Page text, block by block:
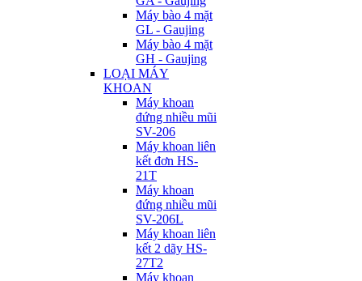
Máy bào 4 mặt
GL - Gaujing
Máy bào 4 mặt
GH - Gaujing
LOẠI MÁY
KHOAN
Máy khoan
đứng nhiều mũi
SV-206
Máy khoan liên
kết đơn HS-
21T
Máy khoan
đứng nhiều mũi
SV-206L
Máy khoan liên
kết 2 dãy HS-
27T2
Máy khoan